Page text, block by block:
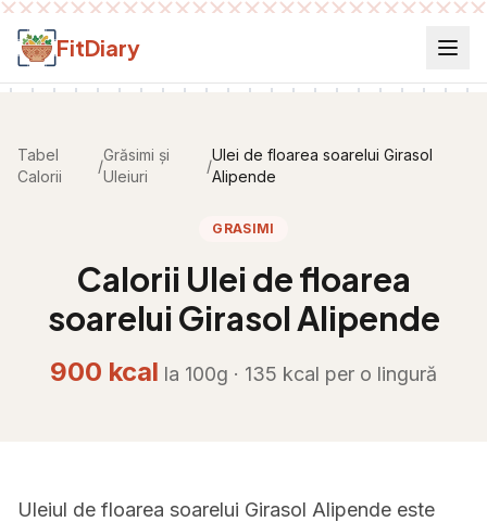
Salt la conținut
FitDiary
Tabel
Calorii
/
Grăsimi și
Uleiuri
/
Ulei de floarea soarelui Girasol
Alipende
GRASIMI
Calorii Ulei de floarea
soarelui Girasol Alipende
900 kcal la 100g · 135 kcal per o lingură
Uleiul de floarea soarelui Girasol Alipende este